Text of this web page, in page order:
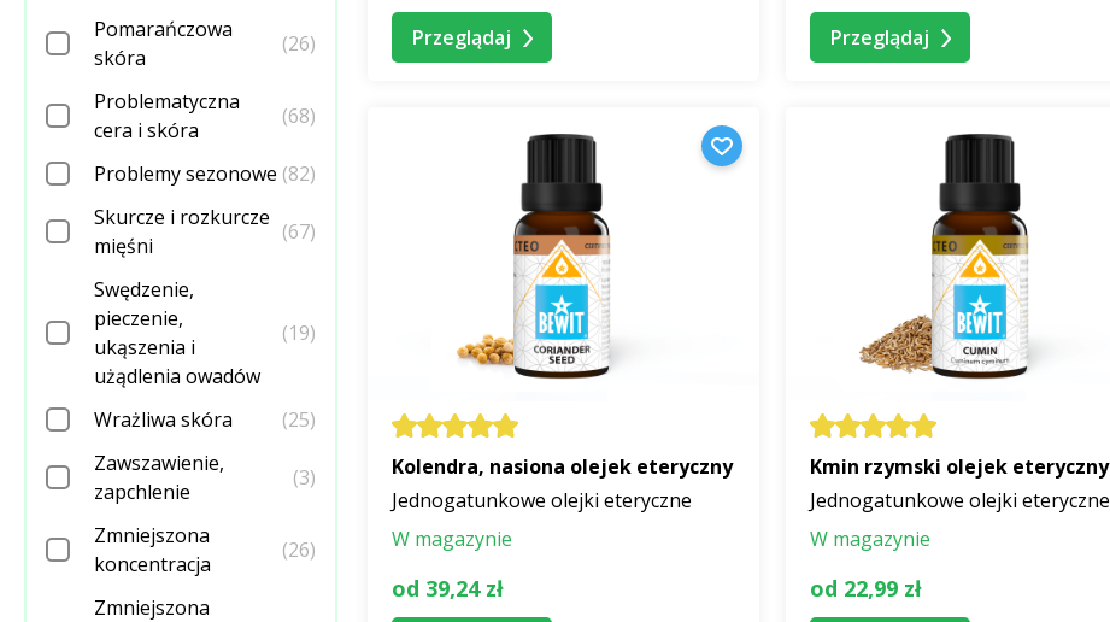
Pomarańczowa
skóra
(26)
Problematyczna
cera i skóra
(68)
Problemy sezonowe (82)
Skurcze i rozkurcze
mięśni
(67)
Swędzenie,
pieczenie,
ukąszenia i
użądlenia owadów
(19)
Wrażliwa skóra
(25)
Zawszawienie,
zapchlenie
(3)
Zmniejszona
koncentracja
(26)
Zmniejszona
Przeglądaj Przeglądaj
Kolendra, nasiona olejek eteryczny
Jednogatunkowe olejki eteryczne
W magazynie
od 39,24 zł
Kmin rzymski olejek eteryczny
Jednogatunkowe olejki eteryczne
W magazynie
od 22,99 zł